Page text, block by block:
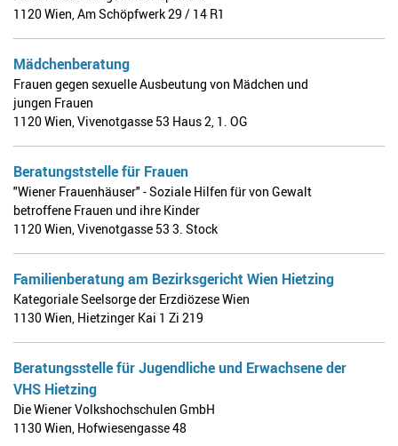
1120 Wien,Am Schöpfwerk 29 / 14 R1
Mädchenberatung
Frauen gegen sexuelle Ausbeutung von Mädchen und
jungen Frauen
1120 Wien,Vivenotgasse 53 Haus 2, 1. OG
Beratungststelle für Frauen
"Wiener Frauenhäuser" - Soziale Hilfen für von Gewalt
betroffene Frauen und ihre Kinder
1120 Wien,Vivenotgasse 53 3. Stock
Familienberatung am Bezirksgericht Wien Hietzing
Kategoriale Seelsorge der Erzdiözese Wien
1130 Wien, Hietzinger Kai 1 Zi 219
Beratungsstelle für Jugendliche und Erwachsene der
VHS Hietzing
Die Wiener Volkshochschulen GmbH
1130 Wien, Hofwiesengasse 48